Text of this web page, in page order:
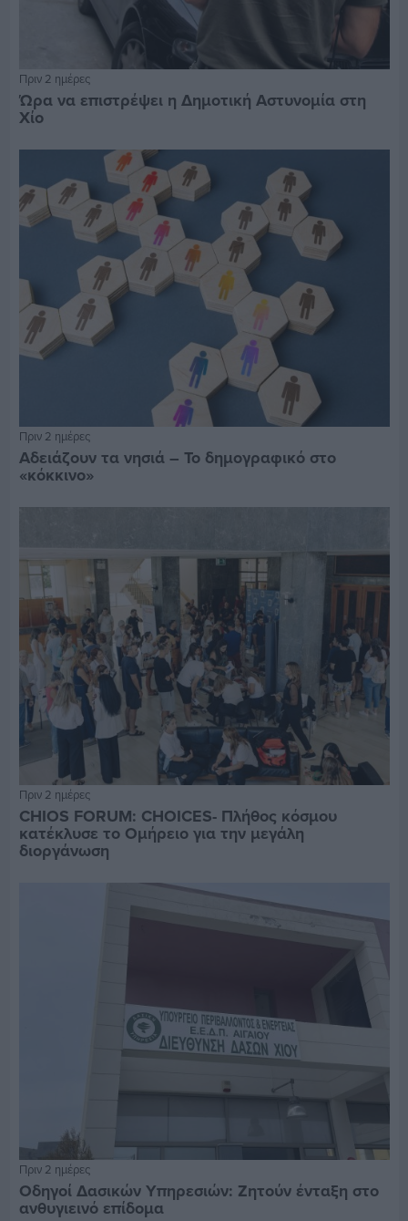
Πριν 2 ημέρες
Ώρα να επιστρέψει η Δημοτική Αστυνομία στη
Χίο
Πριν 2 ημέρες
Αδειάζουν τα νησιά – Το δημογραφικό στο
«κόκκινο»
Πριν 2 ημέρες
CHIOS FORUM: CHOICES- Πλήθος κόσμου
κατέκλυσε το Ομήρειο για την μεγάλη
διοργάνωση
Πριν 2 ημέρες
Οδηγοί Δασικών Υπηρεσιών: Ζητούν ένταξη στο
ανθυγιεινό επίδομα